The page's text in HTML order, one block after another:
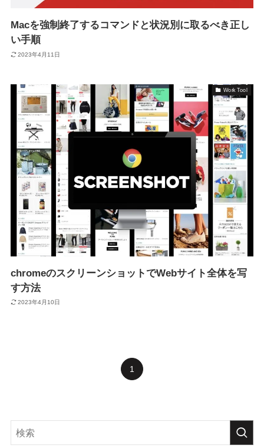
Macを強制終了するコマンドと状況別に取るべき正し
い手順
2023年4月11日
Work Tool
chromeのスクリーンショットでWebサイト全体を写
す方法
2023年4月10日
1